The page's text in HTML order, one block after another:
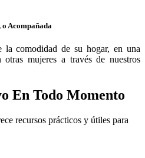
o Acompañada
la comodidad de su hogar, en una
mujeres a través de nuestros
En Todo Momento
recursos prácticos y útiles para